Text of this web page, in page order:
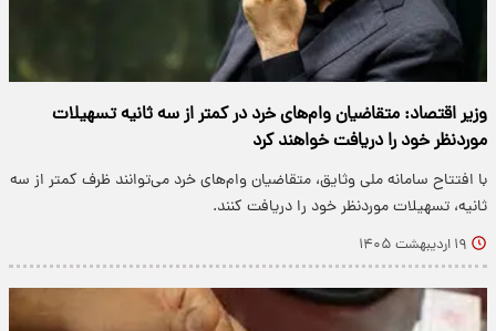
وزیر اقتصاد: متقاضیان وام‌های خرد در کمتر از سه ثانیه تسهیلات
موردنظر خود را دریافت خواهند کرد
با افتتاح سامانه ملی وثایق، متقاضیان وام‌های خرد می‌توانند ظرف کمتر از سه
ثانیه، تسهیلات موردنظر خود را دریافت کنند.
۱۹ اردیبهشت ۱۴۰۵